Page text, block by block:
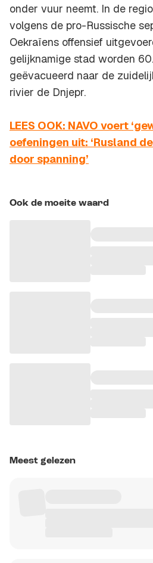
onder vuur neemt. In de
volgens de pro-Russische
Oekraïens offensief
gelijknamige stad worden
geëvacueerd naar de
rivier de Dnjepr.
LEES OOK: NAVO voert
oefeningen uit: ‘Rusland
door spanning’
Ook de moeite waard
Meest gelezen